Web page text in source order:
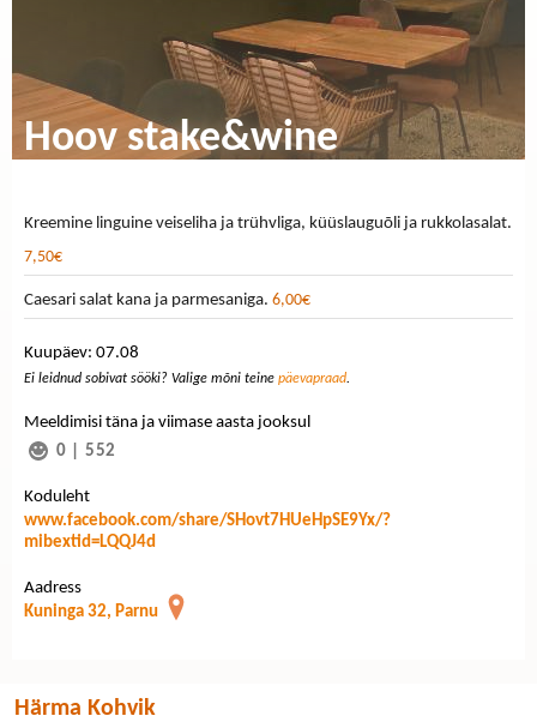
Hoov stake&wine
Kreemine linguine veiseliha ja trühvliga, küüslauguõli ja rukkolasalat.
7,50€
Caesari salat kana ja parmesaniga. 6,00€
Kuupäev: 07.08
Ei leidnud sobivat sööki? Valige mõni teine päevapraad.
Meeldimisi täna ja viimase aasta jooksul
0
552
Koduleht
www.facebook.com/share/SHovt7HUeHpSE9Yx/?
mibextid=LQQJ4d
Aadress
Kuninga 32, Parnu
Härma Kohvik